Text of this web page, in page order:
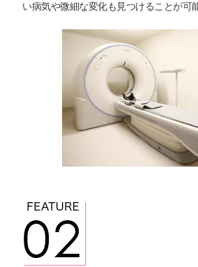
い病気や微細な変化も見つけることが可